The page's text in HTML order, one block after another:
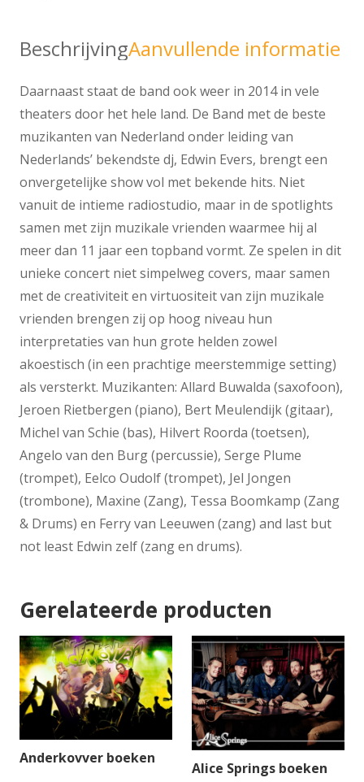
BeschrijvingAanvullende informatie
Daarnaast staat de band ook weer in 2014 in vele
theaters door het hele land. De Band met de beste
muzikanten van Nederland onder leiding van
Nederlands’ bekendste dj, Edwin Evers, brengt een
onvergetelijke show vol met bekende hits. Niet
vanuit de intieme radiostudio, maar in de spotlights
samen met zijn muzikale vrienden waarmee hij al
meer dan 11 jaar een topband vormt. Ze spelen in dit
unieke concert niet simpelweg covers, maar samen
met de creativiteit en virtuositeit van zijn muzikale
vrienden brengen zij op hoog niveau hun
interpretaties van hun grote helden zowel
akoestisch (in een prachtige meerstemmige setting)
als versterkt. Muzikanten: Allard Buwalda (saxofoon),
Jeroen Rietbergen (piano), Bert Meulendijk (gitaar),
Michel van Schie (bas), Hilvert Roorda (toetsen),
Angelo van den Burg (percussie), Serge Plume
(trompet), Eelco Oudolf (trompet), Jel Jongen
(trombone), Maxine (Zang), Tessa Boomkamp (Zang
& Drums) en Ferry van Leeuwen (zang) and last but
not least Edwin zelf (zang en drums).
Gerelateerde producten
Anderkovver boeken
Alice Springs boeken